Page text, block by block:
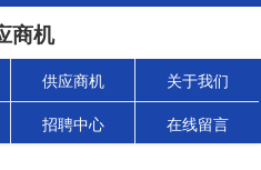
商机
供应商机 关于我们
招聘中心 在线留言